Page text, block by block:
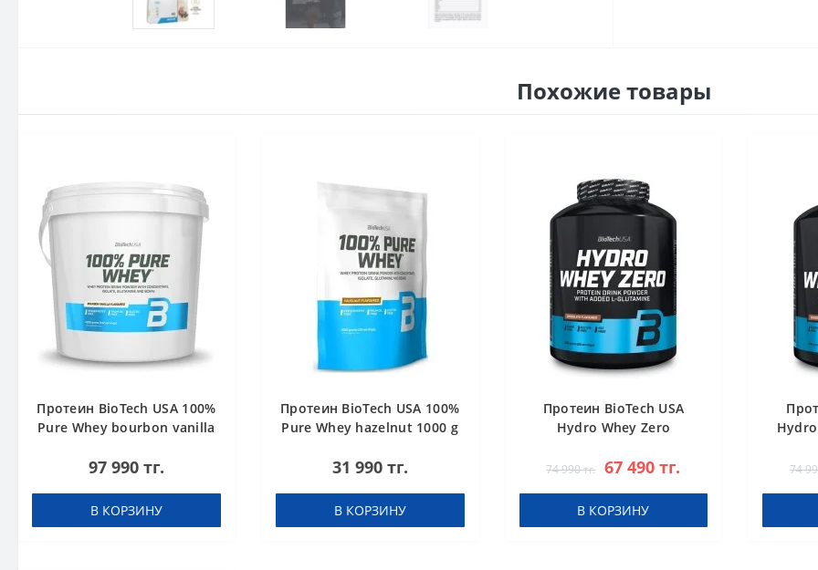
Похожие товары
Протеин BioTech USA 100%
Pure Whey bourbon vanilla
97 990 тг.
В КОРЗИНУ
Протеин BioTech USA 100%
Pure Whey hazelnut 1000 g
31 990 тг.
В КОРЗИНУ
Протеин BioTech USA
Hydro Whey Zero
74 990 тг. 67 490 тг.
В КОРЗИНУ
74